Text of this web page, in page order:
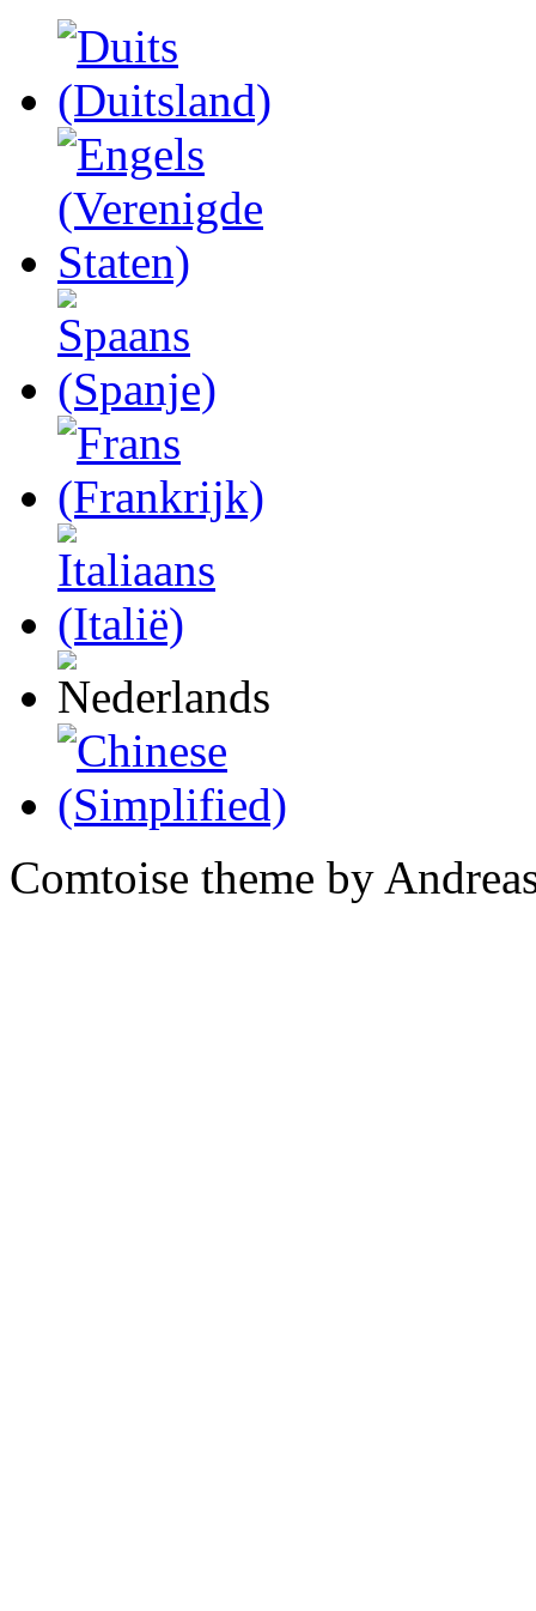
Comtoise theme by